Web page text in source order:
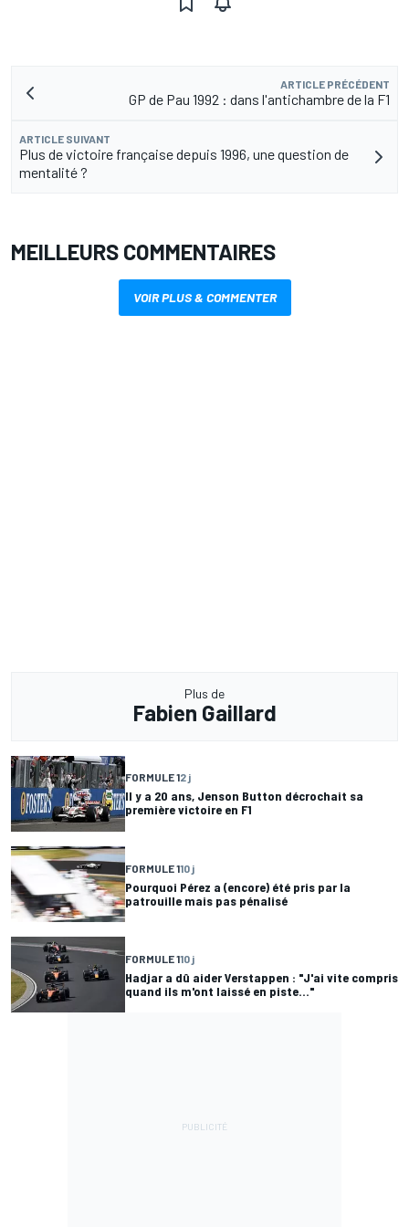
ARTICLE PRÉCÉDENT
GP de Pau 1992 : dans l'antichambre de la F1
ARTICLE SUIVANT
Plus de victoire française depuis 1996, une question de
mentalité ?
MEILLEURS COMMENTAIRES
VOIR PLUS & COMMENTER
Plus de
Fabien Gaillard
FORMULE 12 j
Il y a 20 ans, Jenson Button décrochait sa
première victoire en F1
FORMULE 110 j
Pourquoi Pérez a (encore) été pris par la
patrouille mais pas pénalisé
FORMULE 110 j
Hadjar a dû aider Verstappen : "J'ai vite compris
quand ils m'ont laissé en piste..."